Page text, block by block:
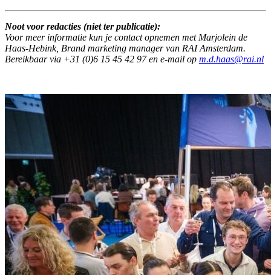
Noot voor redacties (niet ter publicatie):
Voor meer informatie kun je contact opnemen met Marjolein de
Haas-Hebink, Brand marketing manager van RAI Amsterdam.
Bereikbaar via +31 (0)6 15 45 42 97 en e-mail op m.d.haas@rai.nl